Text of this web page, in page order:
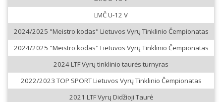
LMČ U-12 V
2024/2025 "Meistro kodas" Lietuvos Vyrų Tinklinio Čempionatas
2024/2025 "Meistro kodas" Lietuvos Vyrų Tinklinio Čempionatas
2024 LTF Vyrų tinklinio taurės turnyras
2022/2023 TOP SPORT Lietuvos Vyrų Tinklinio Čempionatas
2021 LTF Vyrų Didžioji Taurė